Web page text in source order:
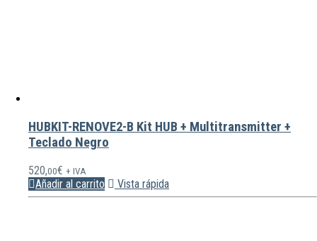
HUBKIT-RENOVE2-B Kit HUB + Multitransmitter +
Teclado Negro
520,00€ + IVA
Añadir al carrito Vista rápida